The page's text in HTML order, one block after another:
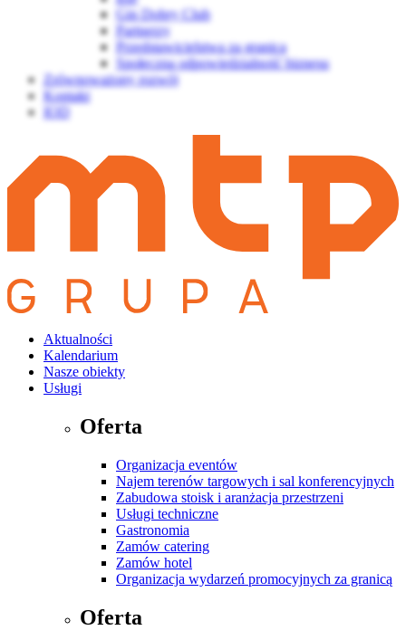
Gin Dobry Club
Partnerzy
Przedstawicielstwa za granicą
Społeczna odpowiedzialność biznesu
Zrównoważony rozwój
Kontakt
IOD
Aktualności
Kalendarium
Nasze obiekty
Usługi
Oferta
Organizacja eventów
Najem terenów targowych i sal konferencyjnych
Zabudowa stoisk i aranżacja przestrzeni
Usługi techniczne
Gastronomia
Zamów catering
Zamów hotel
Organizacja wydarzeń promocyjnych za granicą
Oferta